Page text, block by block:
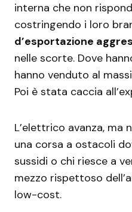
interna che non
costringendo i loro
d’esportazione
nelle scorte. Dove
hanno venduto al
Poi è stata caccia
L’elettrico avanza, ma
una corsa a ostacoli
sussidi o chi riesce a
mezzo rispettoso
low-cost.